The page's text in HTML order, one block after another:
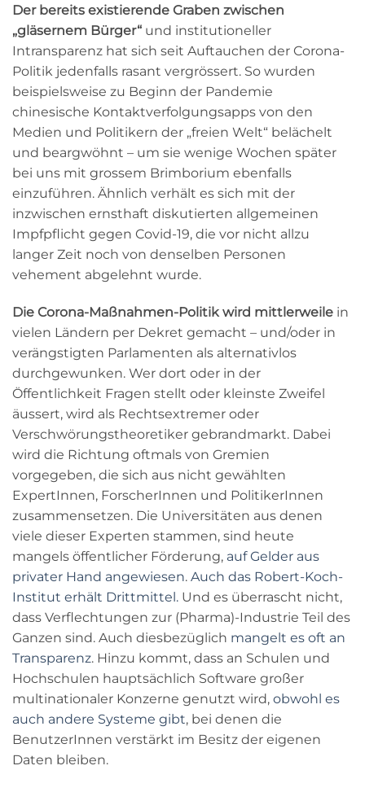
Der bereits existierende Graben zwischen
„gläsernem Bürger“ und institutioneller
Intransparenz hat sich seit Auftauchen der Corona-
Politik jedenfalls rasant vergrössert. So wurden
beispielsweise zu Beginn der Pandemie
chinesische Kontaktverfolgungsapps von den
Medien und Politikern der „freien Welt“ belächelt
und beargwöhnt – um sie wenige Wochen später
bei uns mit grossem Brimborium ebenfalls
einzuführen. Ähnlich verhält es sich mit der
inzwischen ernsthaft diskutierten allgemeinen
Impfpflicht gegen Covid-19, die vor nicht allzu
langer Zeit noch von denselben Personen
vehement abgelehnt wurde.
Die Corona-Maßnahmen-Politik wird mittlerweile in
vielen Ländern per Dekret gemacht – und/oder in
verängstigten Parlamenten als alternativlos
durchgewunken. Wer dort oder in der
Öffentlichkeit Fragen stellt oder kleinste Zweifel
äussert, wird als Rechtsextremer oder
Verschwörungstheoretiker gebrandmarkt. Dabei
wird die Richtung oftmals von Gremien
vorgegeben, die sich aus nicht gewählten
ExpertInnen, ForscherInnen und PolitikerInnen
zusammensetzen. Die Universitäten aus denen
viele dieser Experten stammen, sind heute
mangels öffentlicher Förderung, auf Gelder aus
privater Hand angewiesen. Auch das Robert-Koch-
Institut erhält Drittmittel. Und es überrascht nicht,
dass Verflechtungen zur (Pharma)-Industrie Teil des
Ganzen sind. Auch diesbezüglich mangelt es oft an
Transparenz. Hinzu kommt, dass an Schulen und
Hochschulen hauptsächlich Software großer
multinationaler Konzerne genutzt wird, obwohl es
auch andere Systeme gibt, bei denen die
BenutzerInnen verstärkt im Besitz der eigenen
Daten bleiben.